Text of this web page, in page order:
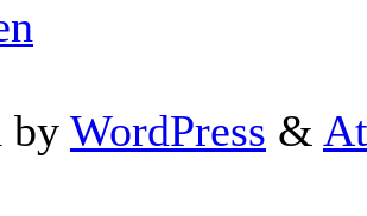
by WordPress &